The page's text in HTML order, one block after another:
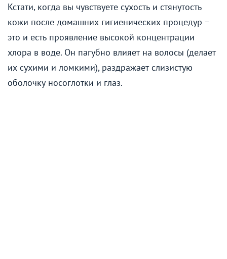
Кстати, когда вы чувствуете сухость и стянутость
кожи после домашних гигиенических процедур −
это и есть проявление высокой концентрации
хлора в воде. Он пагубно влияет на волосы (делает
их сухими и ломкими), раздражает слизистую
оболочку носоглотки и глаз.